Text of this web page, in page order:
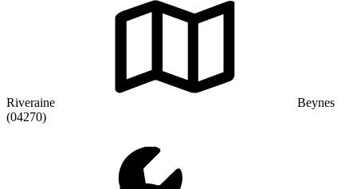
Riveraine
Beynes
(04270)